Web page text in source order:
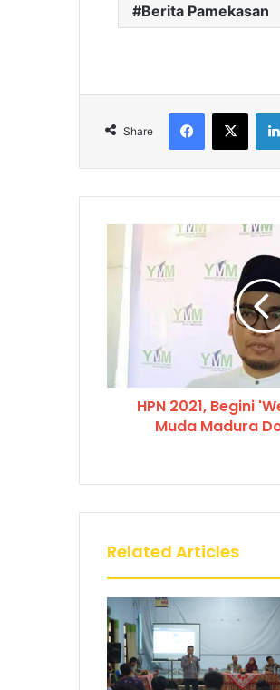
Berita Pamekasan
Share
HPN 2021, Begini
Muda Madura
Related Articles